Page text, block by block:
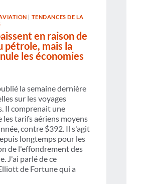
TENDANCES DE LA
en raison de
pétrole, mais la
les économies
la semaine dernière
sur les voyages
Il comprenait une
tarifs aériens moyens
contre $392. Il s'agit
longtemps pour les
de l'effondrement des
J'ai parlé de ce
de Fortune qui a